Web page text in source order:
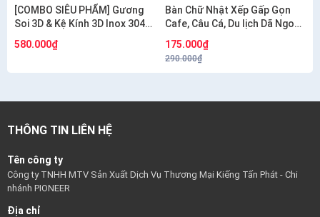
[COMBO SIÊU PHẨM] Gương
Soi 3D & Kệ Kính 3D Inox 304
PE134
580.000₫
Bàn Chữ Nhật Xếp Gấp Gọn
Cafe, Câu Cá, Du lịch Dã Ngoại
175.000₫
290.000₫
THÔNG TIN LIÊN HỆ
Tên công ty
Công ty TNHH MTV Sản Xuất Dịch Vụ Thương Mại Kiếng Tấn Phát - Chi
nhánh PIONEER
Địa chỉ